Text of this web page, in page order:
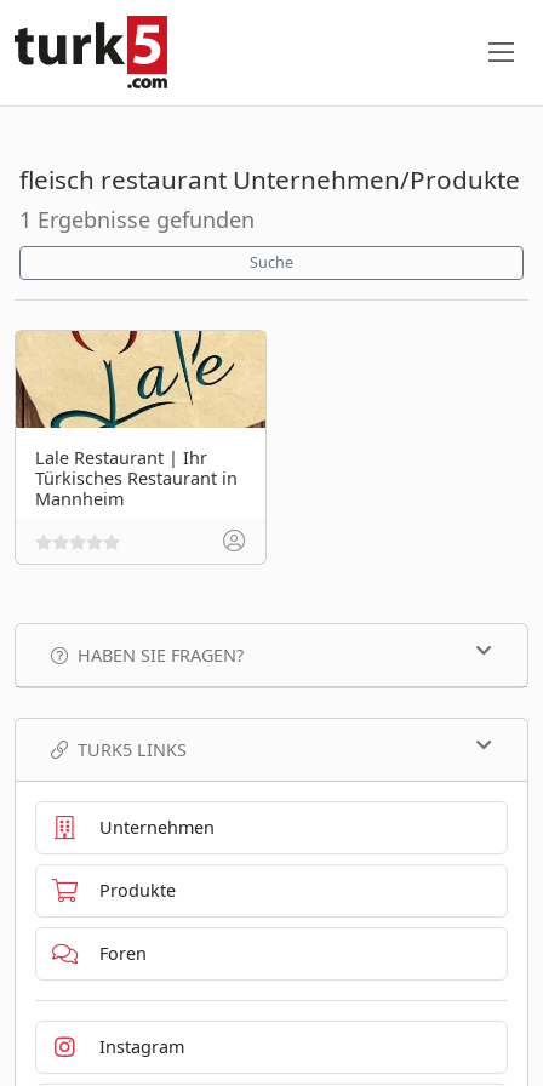
fleisch restaurant Unternehmen/Produkte
1 Ergebnisse gefunden
Suche
Lale Restaurant | Ihr
Türkisches Restaurant in
Mannheim
HABEN SIE FRAGEN?
TURK5 LINKS
Unternehmen
Produkte
Foren
Instagram